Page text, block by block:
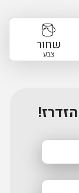
שחור
צבע